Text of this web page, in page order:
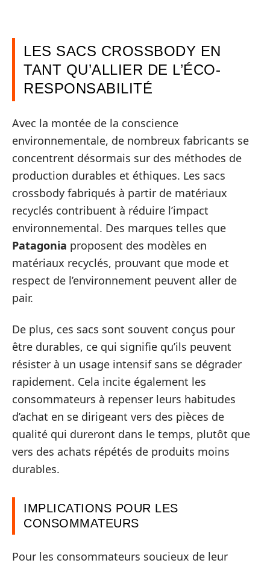
LES SACS CROSSBODY EN
TANT QU’ALLIER DE L’ÉCO-
RESPONSABILITÉ
Avec la montée de la conscience
environnementale, de nombreux fabricants se
concentrent désormais sur des méthodes de
production durables et éthiques. Les sacs
crossbody fabriqués à partir de matériaux
recyclés contribuent à réduire l’impact
environnemental. Des marques telles que
Patagonia proposent des modèles en
matériaux recyclés, prouvant que mode et
respect de l’environnement peuvent aller de
pair.
De plus, ces sacs sont souvent conçus pour
être durables, ce qui signifie qu’ils peuvent
résister à un usage intensif sans se dégrader
rapidement. Cela incite également les
consommateurs à repenser leurs habitudes
d’achat en se dirigeant vers des pièces de
qualité qui dureront dans le temps, plutôt que
vers des achats répétés de produits moins
durables.
IMPLICATIONS POUR LES
CONSOMMATEURS
Pour les consommateurs soucieux de leur